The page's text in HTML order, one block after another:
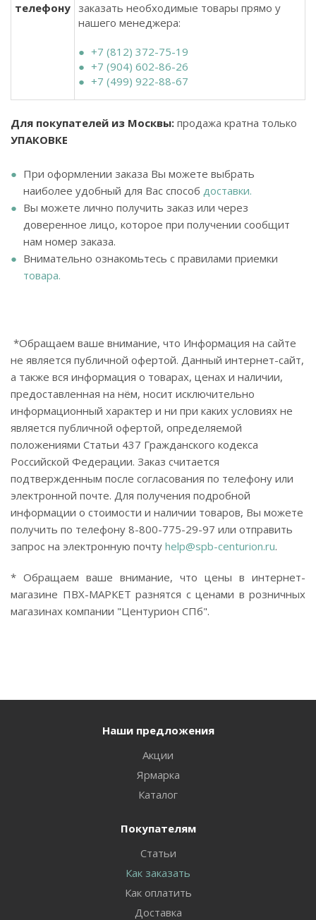
телефону заказать необходимые товары прямо у
нашего менеджера:
+7 (812) 372-75-19
+7 (904) 602-86-26
+7 (499) 922-88-67
Для покупателей из Москвы: продажа кратна только
УПАКОВКЕ
При оформлении заказа Вы можете выбрать
наиболее удобный для Вас способ доставки.
Вы можете лично получить заказ или через
доверенное лицо, которое при получении сообщит
нам номер заказа.
Внимательно ознакомьтесь с правилами приемки
товара.
*Обращаем ваше внимание, что Информация на сайте
не является публичной офертой. Данный интернет-сайт,
а также вся информация о товарах, ценах и наличии,
предоставленная на нём, носит исключительно
информационный характер и ни при каких условиях не
является публичной офертой, определяемой
положениями Статьи 437 Гражданского кодекса
Российской Федерации. Заказ считается
подтвержденным после согласования по телефону или
электронной почте. Для получения подробной
информации о стоимости и наличии товаров, Вы можете
получить по телефону 8-800-775-29-97 или отправить
запрос на электронную почту help@spb-centurion.ru.
* Обращаем ваше внимание, что цены в интернет-
магазине ПВХ-МАРКЕТ разнятся с ценами в розничных
магазинах компании "Центурион СПб".
Наши предложения
Акции
Ярмарка
Каталог
Покупателям
Статьи
Как заказать
Как оплатить
Доставка